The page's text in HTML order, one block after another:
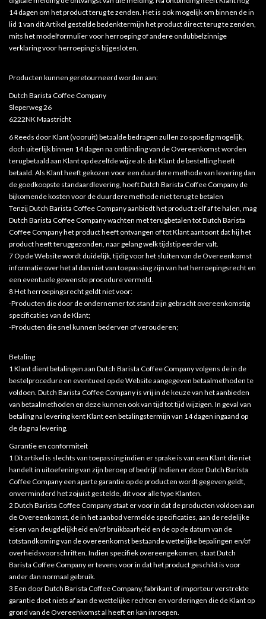
14 dagen om het product terug te zenden. Het is ook mogelijk om binnen de in
lid 1 van dit Artikel gestelde bedenktermijn het product direct terug te zenden,
mits het modelformulier voor herroeping of andere ondubbelzinnige
verklaring voor herroeping is bijgesloten.
Producten kunnen geretourneerd worden aan:
Dutch Barista Coffee Company
Sleperweg 26
6222NK Maastricht
6 Reeds door Klant (vooruit) betaalde bedragen zullen zo spoedig mogelijk,
doch uiterlijk binnen 14 dagen na ontbinding van de Overeenkomst worden
terugbetaald aan Klant op dezelfde wijze als dat Klant de bestelling heeft
betaald. Als Klant heeft gekozen voor een duurdere methode van levering dan
de goedkoopste standaardlevering, hoeft Dutch Barista Coffee Company de
bijkomende kosten voor de duurdere methode niet terug te betalen
Tenzij Dutch Barista Coffee Company aanbiedt het product zelf af te halen, mag
Dutch Barista Coffee Company wachten met terugbetalen tot Dutch Barista
Coffee Company het product heeft ontvangen of tot Klant aantoont dat hij het
product heeft teruggezonden, naar gelang welk tijdstip eerder valt.
7 Op de Website wordt duidelijk, tijdig voor het sluiten van de Overeenkomst
informatie over het al dan niet van toepassing zijn van het herroepingsrecht en
een eventuele gewenste procedure vermeld.
8 Het herroepingsrecht geldt niet voor:
-Producten die door de ondernemer tot stand zijn gebracht overeenkomstig
specificaties van de Klant;
-Producten die snel kunnen bederven of verouderen;
Betaling
1 Klant dient betalingen aan Dutch Barista Coffee Company volgens de in de
bestelprocedure en eventueel op de Website aangegeven betaalmethoden te
voldoen. Dutch Barista Coffee Company is vrij in de keuze van het aanbieden
van betaalmethoden en deze kunnen ook van tijd tot tijd wijzigen. In geval van
betaling na levering kent Klant een betalingstermijn van 14 dagen ingaand op
de dag na levering.
Garantie en conformiteit
1 Dit artikel is slechts van toepassing indien er sprake is van een Klant die niet
handelt in uitoefening van zijn beroep of bedrijf. Indien er door Dutch Barista
Coffee Company een aparte garantie op de producten wordt gegeven geldt,
onverminderd het zojuist gestelde, dit voor alle type Klanten.
2 Dutch Barista Coffee Company staat er voor in dat de producten voldoen aan
de Overeenkomst, de in het aanbod vermelde specificaties, aan de redelijke
eisen van deugdelijkheid en/of bruikbaarheid en de op de datum van de
totstandkoming van de overeenkomst bestaande wettelijke bepalingen en/of
overheidsvoorschriften. Indien specifiek overeengekomen, staat Dutch
Barista Coffee Company er tevens voor in dat het product geschikt is voor
ander dan normaal gebruik.
3 Een door Dutch Barista Coffee Company, fabrikant of importeur verstrekte
garantie doet niets af aan de wettelijke rechten en vorderingen die de Klant op
grond van de Overeenkomst al heeft en kan inroepen.